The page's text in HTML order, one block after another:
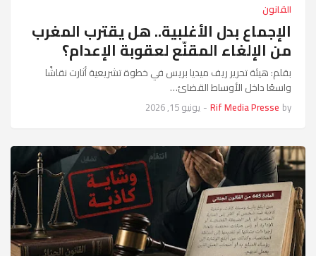
القانون
الإجماع بدل الأغلبية.. هل يقترب المغرب
من الإلغاء المقنّع لعقوبة الإعدام؟
بقلم: هيئة تحرير ريف ميديا بريس في خطوة تشريعية أثارت نقاشًا
واسعًا داخل الأوساط القضائ…
by
Rif Media Presse
- يونيو 15, 2026